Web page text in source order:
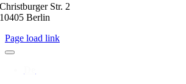
Christburger Str. 2
10405 Berlin
Page load link